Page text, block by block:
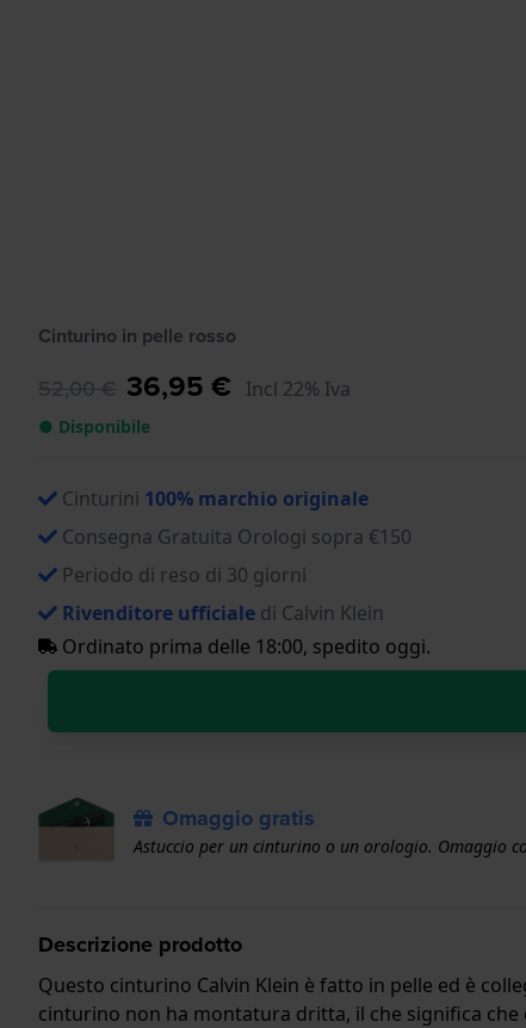
Cinturino in pelle rosso
52,00 € 36,95 € Incl 22% Iva
● Disponibile
Cinturini 100% marchio originale
Consegna Gratuita Orologi sopra €150
Periodo di reso di 30 giorni
Rivenditore ufficiale di Calvin Klein
Ordinato prima delle 18:00, spedito oggi.
Omaggio gratis
Astuccio per un cinturino o un orologio. Omaggio
Descrizione prodotto
Questo cinturino Calvin Klein è fatto in pelle ed è
cinturino non ha montatura dritta, il che significa